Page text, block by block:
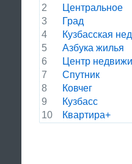
2
Центральное
3
Град
4
Кузбасская
5
Азбука жилья
6
Центр
7
Спутник
8
Ковчег
9
Кузбасс
10
Квартира+